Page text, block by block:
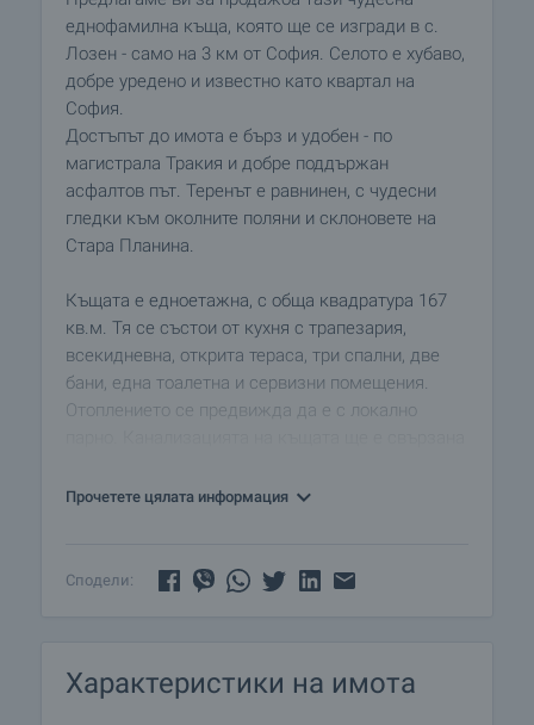
еднофамилна къща, която ще се изгради в с.
Лозен - само на 3 км от София. Селото е хубаво,
добре уредено и известно като квартал на
София.
Достъпът до имота е бърз и удобен - по
магистрала Тракия и добре поддържан
асфалтов път. Теренът е равнинен, с чудесни
гледки към околните поляни и склоновете на
Стара Планина.
Къщата е едноетажна, с обща квадратура 167
кв.м. Тя се състои от кухня с трапезария,
всекидневна, открита тераса, три спални, две
бани, една тоалетна и сервизни помещения.
Отоплението се предвижда да е с локално
позволява повторно използване на водата.
собственици след завършване на
Прочетете цялата информация
Сподели:
Характеристики на имота